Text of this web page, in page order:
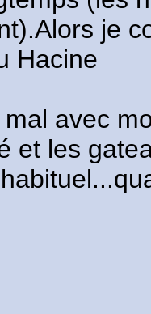
je
Hacine
avec
et les